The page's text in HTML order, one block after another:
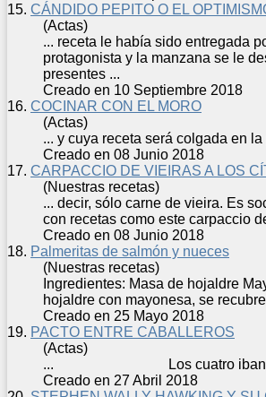
15. CÁNDIDO PEPITO O EL
(Actas)
... receta le había sido entregada
protagonista y la manzana se le
presentes ...
Creado en 10 Septiembre 2018
16. COCINAR CON EL MORO
(Actas)
... y cuya receta será
Creado en 08 Junio 2018
17. CARPACCIO DE VIEIRAS A LOS
(Nuestras recetas)
... decir, sólo carne de vieira. Es
con recetas como este carpaccio
Creado en 08 Junio 2018
18. Palmeritas de salmón y nueces
(Nuestras recetas)
Ingredientes: Masa de hojaldre
hojaldre con mayonesa, se
Creado en 25 Mayo 2018
19. PACTO ENTRE CABALLEROS
(Actas)
... Los cuatro iban
Creado en 27 Abril 2018